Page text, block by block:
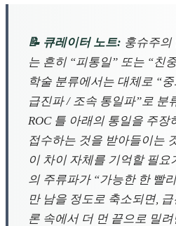
📝 큐레이터 노트: 훙슈주의
는 흔히 “피통일” 또는 “친
학술 분류에서는 대체로 “
급진파 / 조속 통일파”로 분
ROC 틀 아래의 통일을 주장
접수하는 것을 받아들이는
이 차이 자체를 기억할 필
의 주류파가 “가능한 한 빨
만 남을 정도로 축소되면,
론 속에서 더 먼 끝으로 밀